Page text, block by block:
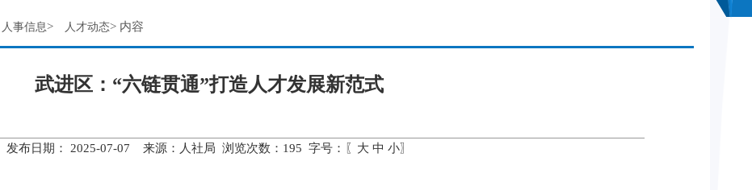
人事信息> 人才动态> 内容
武进区：“六链贯通”打造人才发展新范式
发布日期： 2025-07-07 来源：人社局 浏览次数： 195 字号：〖 大 中 小〗